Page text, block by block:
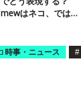
mewはネコ、では
時事・ニュース #